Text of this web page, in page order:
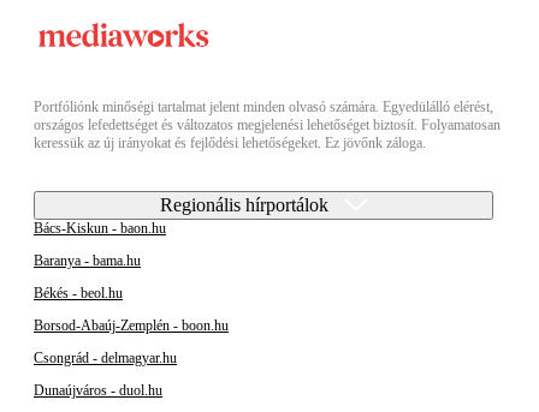
Portfóliónk minőségi tartalmat jelent minden olvasó számára. Egyedülálló elérést,
országos lefedettséget és változatos megjelenési lehetőséget biztosít. Folyamatosan
keressük az új irányokat és fejlődési lehetőségeket. Ez jövőnk záloga.
Regionális hírportálok
Bács-Kiskun - baon.hu
Baranya - bama.hu
Békés - beol.hu
Borsod-Abaúj-Zemplén - boon.hu
Csongrád - delmagyar.hu
Dunaújváros - duol.hu